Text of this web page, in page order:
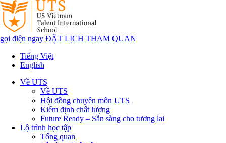
gọi điện ngay ĐẶT LỊCH THAM QUAN
Tiếng Việt
English
Về UTS
Về UTS
Hội đồng chuyên môn UTS
Kiểm định chất lượng
Future Ready – Sẵn sàng cho tương lai
Lộ trình học tập
Tổng quan